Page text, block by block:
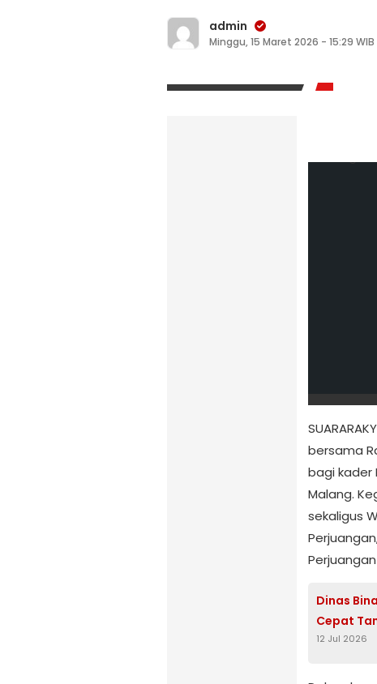
admin
Minggu, 15 Maret 2026 - 15:29 WIB
bersama
bagi kader
Malang.
sekaligus
Dinas
Cepat
12 Jul 2026